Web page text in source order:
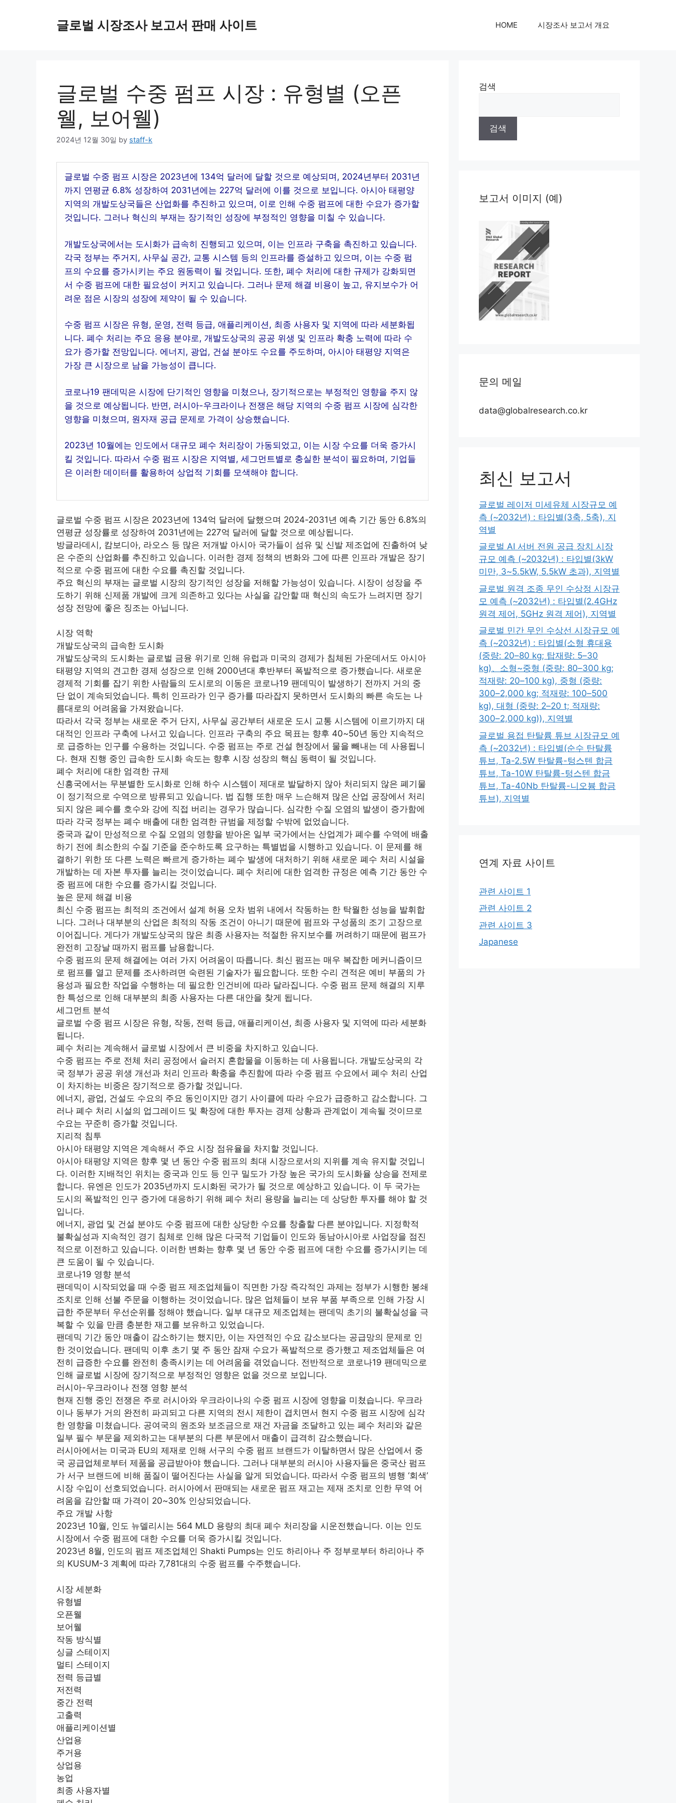
글로벌 시장조사 보고서 판매 사이트 HOME 시장조사 보고서 개요
글로벌 수중 펌프 시장 : 유형별 (오픈
웰, 보어웰)
2024년 12월 30일 by staff-k
글로벌 수중 펌프 시장은 2023년에 134억 달러에 달할 것으로 예상되며, 2024년부터 2031년
까지 연평균 6.8% 성장하여 2031년에는 227억 달러에 이를 것으로 보입니다. 아시아 태평양
지역의 개발도상국들은 산업화를 추진하고 있으며, 이로 인해 수중 펌프에 대한 수요가 증가할
것입니다. 그러나 혁신의 부재는 장기적인 성장에 부정적인 영향을 미칠 수 있습니다.
개발도상국에서는 도시화가 급속히 진행되고 있으며, 이는 인프라 구축을 촉진하고 있습니다.
각국 정부는 주거지, 사무실 공간, 교통 시스템 등의 인프라를 증설하고 있으며, 이는 수중 펌
프의 수요를 증가시키는 주요 원동력이 될 것입니다. 또한, 폐수 처리에 대한 규제가 강화되면
서 수중 펌프에 대한 필요성이 커지고 있습니다. 그러나 문제 해결 비용이 높고, 유지보수가 어
려운 점은 시장의 성장에 제약이 될 수 있습니다.
수중 펌프 시장은 유형, 운영, 전력 등급, 애플리케이션, 최종 사용자 및 지역에 따라 세분화됩
니다. 폐수 처리는 주요 응용 분야로, 개발도상국의 공공 위생 및 인프라 확충 노력에 따라 수
요가 증가할 전망입니다. 에너지, 광업, 건설 분야도 수요를 주도하며, 아시아 태평양 지역은
가장 큰 시장으로 남을 가능성이 큽니다.
코로나19 팬데믹은 시장에 단기적인 영향을 미쳤으나, 장기적으로는 부정적인 영향을 주지 않
을 것으로 예상됩니다. 반면, 러시아-우크라이나 전쟁은 해당 지역의 수중 펌프 시장에 심각한
영향을 미쳤으며, 원자재 공급 문제로 가격이 상승했습니다.
2023년 10월에는 인도에서 대규모 폐수 처리장이 가동되었고, 이는 시장 수요를 더욱 증가시
킬 것입니다. 따라서 수중 펌프 시장은 지역별, 세그먼트별로 충실한 분석이 필요하며, 기업들
은 이러한 데이터를 활용하여 상업적 기회를 모색해야 합니다.
글로벌 수중 펌프 시장은 2023년에 134억 달러에 달했으며 2024-2031년 예측 기간 동안 6.8%의
연평균 성장률로 성장하여 2031년에는 227억 달러에 달할 것으로 예상됩니다.
방글라데시, 캄보디아, 라오스 등 많은 저개발 아시아 국가들이 섬유 및 신발 제조업에 진출하여 낮
은 수준의 산업화를 추진하고 있습니다. 이러한 경제 정책의 변화와 그에 따른 인프라 개발은 장기
적으로 수중 펌프에 대한 수요를 촉진할 것입니다.
주요 혁신의 부재는 글로벌 시장의 장기적인 성장을 저해할 가능성이 있습니다. 시장이 성장을 주
도하기 위해 신제품 개발에 크게 의존하고 있다는 사실을 감안할 때 혁신의 속도가 느려지면 장기
성장 전망에 좋은 징조는 아닙니다.
시장 역학
개발도상국의 급속한 도시화
개발도상국의 도시화는 글로벌 금융 위기로 인해 유럽과 미국의 경제가 침체된 가운데서도 아시아
태평양 지역의 견고한 경제 성장으로 인해 2000년대 후반부터 폭발적으로 증가했습니다. 새로운
경제적 기회를 잡기 위한 사람들의 도시로의 이동은 코로나19 팬데믹이 발생하기 전까지 거의 중
단 없이 계속되었습니다. 특히 인프라가 인구 증가를 따라잡지 못하면서 도시화의 빠른 속도는 나
름대로의 어려움을 가져왔습니다.
따라서 각국 정부는 새로운 주거 단지, 사무실 공간부터 새로운 도시 교통 시스템에 이르기까지 대
대적인 인프라 구축에 나서고 있습니다. 인프라 구축의 주요 목표는 향후 40~50년 동안 지속적으
로 급증하는 인구를 수용하는 것입니다. 수중 펌프는 주로 건설 현장에서 물을 빼내는 데 사용됩니
다. 현재 진행 중인 급속한 도시화 속도는 향후 시장 성장의 핵심 동력이 될 것입니다.
폐수 처리에 대한 엄격한 규제
신흥국에서는 무분별한 도시화로 인해 하수 시스템이 제대로 발달하지 않아 처리되지 않은 폐기물
이 정기적으로 수역으로 방류되고 있습니다. 법 집행 또한 매우 느슨해져 많은 산업 공장에서 처리
되지 않은 폐수를 호수와 강에 직접 버리는 경우가 많습니다. 심각한 수질 오염의 발생이 증가함에
따라 각국 정부는 폐수 배출에 대한 엄격한 규범을 제정할 수밖에 없었습니다.
중국과 같이 만성적으로 수질 오염의 영향을 받아온 일부 국가에서는 산업계가 폐수를 수역에 배출
하기 전에 최소한의 수질 기준을 준수하도록 요구하는 특별법을 시행하고 있습니다. 이 문제를 해
결하기 위한 또 다른 노력은 빠르게 증가하는 폐수 발생에 대처하기 위해 새로운 폐수 처리 시설을
개발하는 데 자본 투자를 늘리는 것이었습니다. 폐수 처리에 대한 엄격한 규정은 예측 기간 동안 수
중 펌프에 대한 수요를 증가시킬 것입니다.
높은 문제 해결 비용
최신 수중 펌프는 최적의 조건에서 설계 허용 오차 범위 내에서 작동하는 한 탁월한 성능을 발휘합
니다. 그러나 대부분의 산업은 최적의 작동 조건이 아니기 때문에 펌프와 구성품의 조기 고장으로
이어집니다. 게다가 개발도상국의 많은 최종 사용자는 적절한 유지보수를 꺼려하기 때문에 펌프가
완전히 고장날 때까지 펌프를 남용합니다.
수중 펌프의 문제 해결에는 여러 가지 어려움이 따릅니다. 최신 펌프는 매우 복잡한 메커니즘이므
로 펌프를 열고 문제를 조사하려면 숙련된 기술자가 필요합니다. 또한 수리 견적은 예비 부품의 가
용성과 필요한 작업을 수행하는 데 필요한 인건비에 따라 달라집니다. 수중 펌프 문제 해결의 지루
한 특성으로 인해 대부분의 최종 사용자는 다른 대안을 찾게 됩니다.
세그먼트 분석
글로벌 수중 펌프 시장은 유형, 작동, 전력 등급, 애플리케이션, 최종 사용자 및 지역에 따라 세분화
됩니다.
폐수 처리는 계속해서 글로벌 시장에서 큰 비중을 차지하고 있습니다.
수중 펌프는 주로 전체 처리 공정에서 슬러지 혼합물을 이동하는 데 사용됩니다. 개발도상국의 각
국 정부가 공공 위생 개선과 처리 인프라 확충을 추진함에 따라 수중 펌프 수요에서 폐수 처리 산업
이 차지하는 비중은 장기적으로 증가할 것입니다.
에너지, 광업, 건설도 수요의 주요 동인이지만 경기 사이클에 따라 수요가 급증하고 감소합니다. 그
러나 폐수 처리 시설의 업그레이드 및 확장에 대한 투자는 경제 상황과 관계없이 계속될 것이므로
수요는 꾸준히 증가할 것입니다.
지리적 침투
아시아 태평양 지역은 계속해서 주요 시장 점유율을 차지할 것입니다.
아시아 태평양 지역은 향후 몇 년 동안 수중 펌프의 최대 시장으로서의 지위를 계속 유지할 것입니
다. 이러한 지배적인 위치는 중국과 인도 등 인구 밀도가 가장 높은 국가의 도시화율 상승을 전제로
합니다. 유엔은 인도가 2035년까지 도시화된 국가가 될 것으로 예상하고 있습니다. 이 두 국가는
도시의 폭발적인 인구 증가에 대응하기 위해 폐수 처리 용량을 늘리는 데 상당한 투자를 해야 할 것
입니다.
에너지, 광업 및 건설 분야도 수중 펌프에 대한 상당한 수요를 창출할 다른 분야입니다. 지정학적
불확실성과 지속적인 경기 침체로 인해 많은 다국적 기업들이 인도와 동남아시아로 사업장을 점진
적으로 이전하고 있습니다. 이러한 변화는 향후 몇 년 동안 수중 펌프에 대한 수요를 증가시키는 데
큰 도움이 될 수 있습니다.
코로나19 영향 분석
팬데믹이 시작되었을 때 수중 펌프 제조업체들이 직면한 가장 즉각적인 과제는 정부가 시행한 봉쇄
조치로 인해 선불 주문을 이행하는 것이었습니다. 많은 업체들이 보유 부품 부족으로 인해 가장 시
급한 주문부터 우선순위를 정해야 했습니다. 일부 대규모 제조업체는 팬데믹 초기의 불확실성을 극
복할 수 있을 만큼 충분한 재고를 보유하고 있었습니다.
팬데믹 기간 동안 매출이 감소하기는 했지만, 이는 자연적인 수요 감소보다는 공급망의 문제로 인
한 것이었습니다. 팬데믹 이후 초기 몇 주 동안 잠재 수요가 폭발적으로 증가했고 제조업체들은 여
전히 급증한 수요를 완전히 충족시키는 데 어려움을 겪었습니다. 전반적으로 코로나19 팬데믹으로
인해 글로벌 시장에 장기적으로 부정적인 영향은 없을 것으로 보입니다.
러시아-우크라이나 전쟁 영향 분석
현재 진행 중인 전쟁은 주로 러시아와 우크라이나의 수중 펌프 시장에 영향을 미쳤습니다. 우크라
이나 동부가 거의 완전히 파괴되고 다른 지역의 전시 제한이 겹치면서 현지 수중 펌프 시장에 심각
한 영향을 미쳤습니다. 공여국의 원조와 보조금으로 재건 자금을 조달하고 있는 폐수 처리와 같은
일부 필수 부문을 제외하고는 대부분의 다른 부문에서 매출이 급격히 감소했습니다.
러시아에서는 미국과 EU의 제재로 인해 서구의 수중 펌프 브랜드가 이탈하면서 많은 산업에서 중
국 공급업체로부터 제품을 공급받아야 했습니다. 그러나 대부분의 러시아 사용자들은 중국산 펌프
가 서구 브랜드에 비해 품질이 떨어진다는 사실을 알게 되었습니다. 따라서 수중 펌프의 병행 ‘회색’
시장 수입이 선호되었습니다. 러시아에서 판매되는 새로운 펌프 재고는 제재 조치로 인한 무역 어
려움을 감안할 때 가격이 20~30% 인상되었습니다.
주요 개발 사항
2023년 10월, 인도 뉴델리시는 564 MLD 용량의 최대 폐수 처리장을 시운전했습니다. 이는 인도
시장에서 수중 펌프에 대한 수요를 더욱 증가시킬 것입니다.
2023년 8월, 인도의 펌프 제조업체인 Shakti Pumps는 인도 하리아나 주 정부로부터 하리아나 주
의 KUSUM-3 계획에 따라 7,781대의 수중 펌프를 수주했습니다.
시장 세분화
유형별
오픈웰
보어웰
작동 방식별
싱글 스테이지
멀티 스테이지
전력 등급별
저전력
중간 전력
고출력
애플리케이션별
산업용
주거용
상업용
농업
최종 사용자별
검색
검색
보고서 이미지 (예)
문의 메일
data@globalresearch.co.kr
최신 보고서
글로벌 레이저 미세유체 시장규모 예
측 (~2032년) : 타입별(3축, 5축), 지
역별
글로벌 AI 서버 전원 공급 장치 시장
규모 예측 (~2032년) : 타입별(3kW
미만, 3~5.5kW, 5.5kW 초과), 지역별
글로벌 원격 조종 무인 수상정 시장규
모 예측 (~2032년) : 타입별(2.4GHz
원격 제어, 5GHz 원격 제어), 지역별
글로벌 민간 무인 수상선 시장규모 예
측 (~2032년) : 타입별(소형 휴대용
(중량: 20–80 kg; 탑재량: 5–30
kg)、소형~중형 (중량: 80–300 kg;
적재량: 20–100 kg), 중형 (중량:
300–2,000 kg; 적재량: 100–500
kg), 대형 (중량: 2–20 t; 적재량:
300–2,000 kg)), 지역별
글로벌 용접 탄탈륨 튜브 시장규모 예
측 (~2032년) : 타입별(순수 탄탈륨
튜브, Ta-2.5W 탄탈륨-텅스텐 합금
튜브, Ta-10W 탄탈륨-텅스텐 합금
튜브, Ta-40Nb 탄탈륨-니오븀 합금
튜브), 지역별
연계 자료 사이트
관련 사이트 1
관련 사이트 2
관련 사이트 3
Japanese